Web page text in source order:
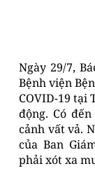
Ngày 29/7,
Bệnh viện
COVID-19 tại
động. Có
cảnh vất vả.
của Ban
phải xót xa